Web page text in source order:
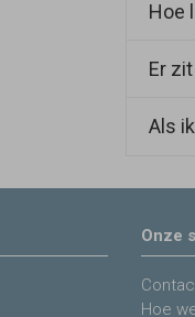
Het
Hoe
Er
laten
Als
je
Wil
Onze
Hoe